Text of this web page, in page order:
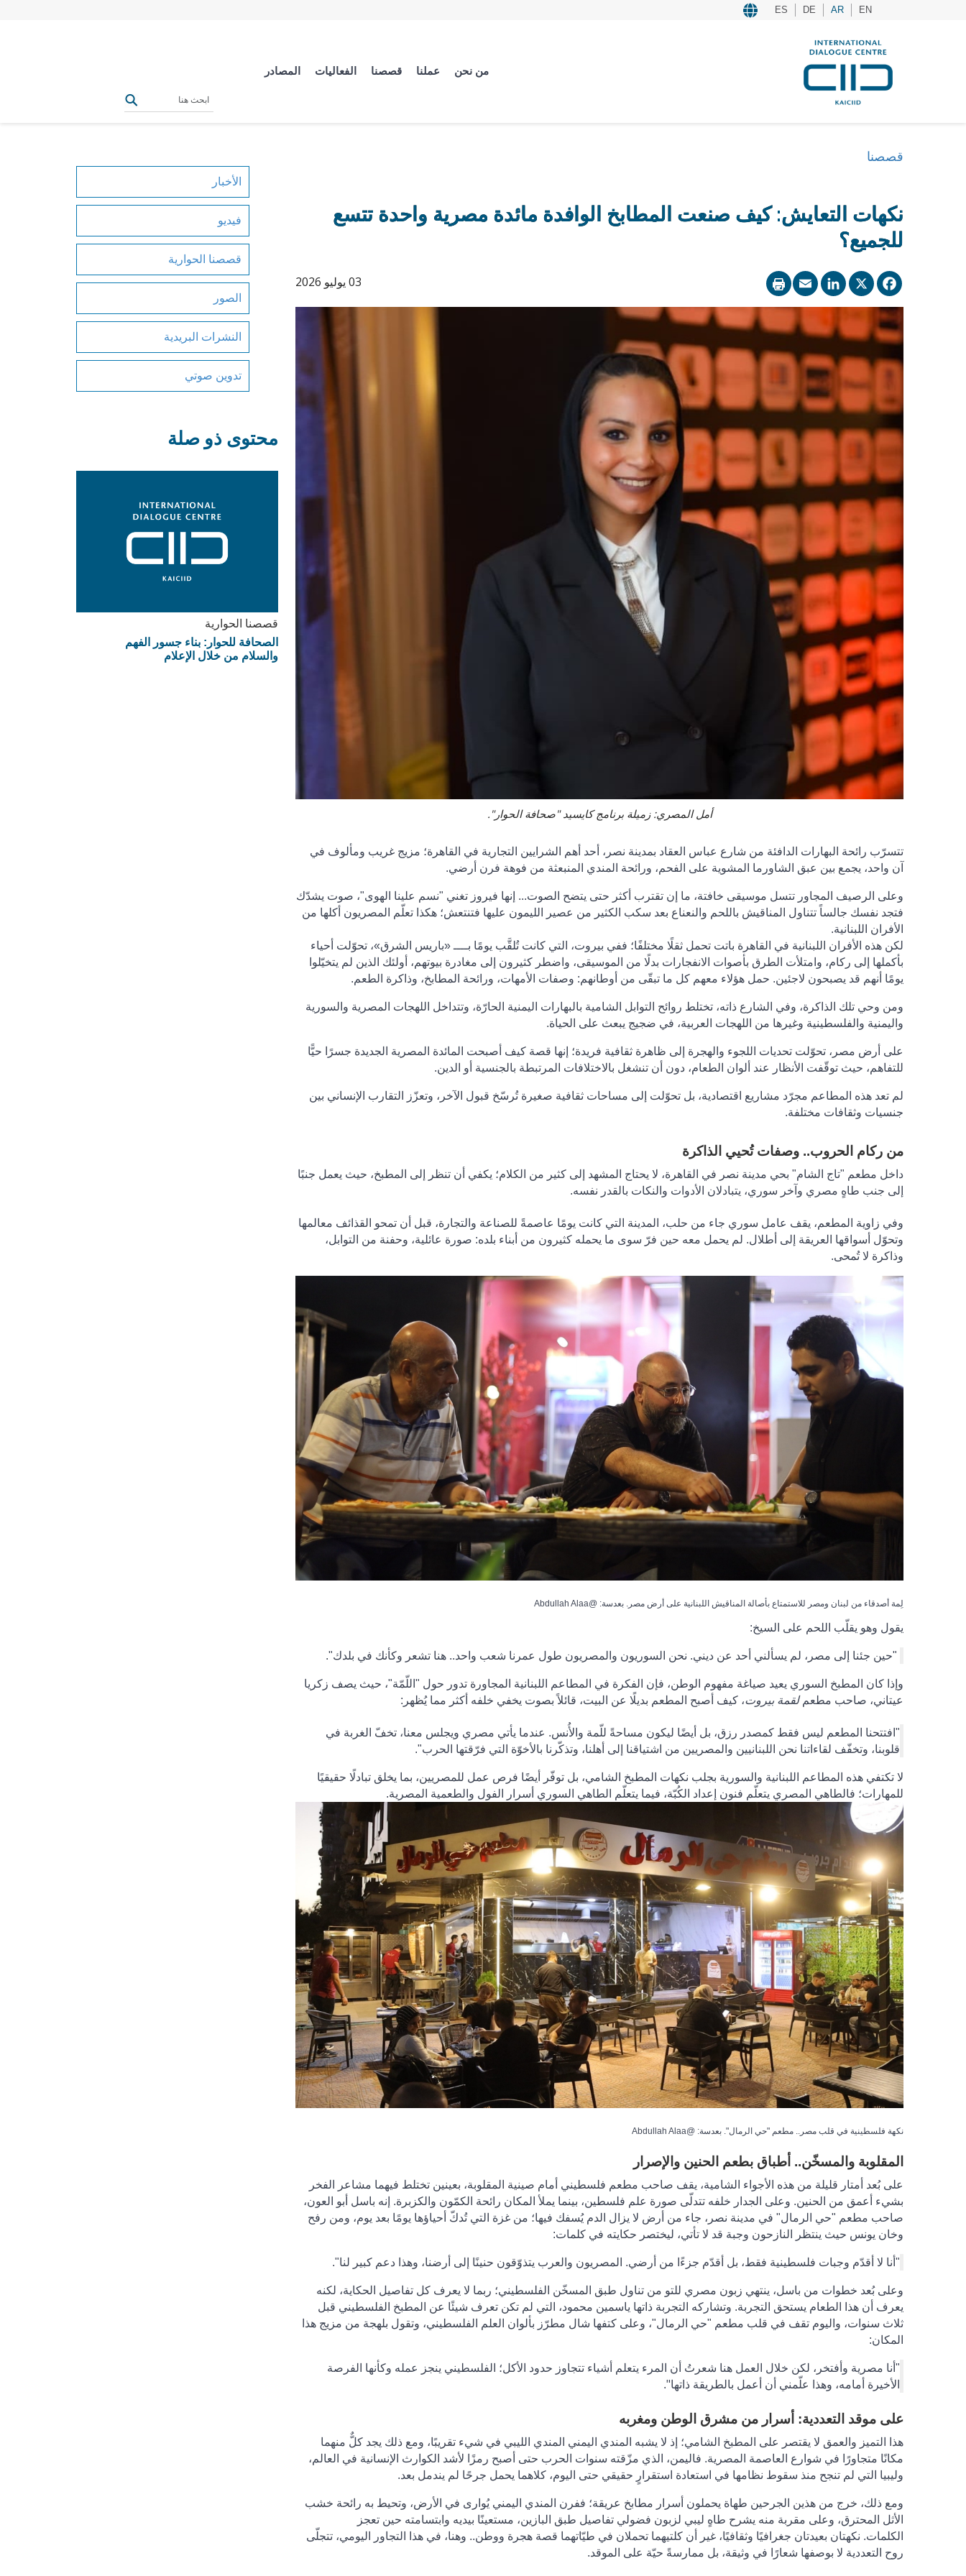
EN
AR
DE
ES
من نحن عملنا قصصنا الفعاليات المصادر
قصصنا
نكهات التعايش: كيف صنعت المطابخ الوافدة مائدة مصرية واحدة تتسع
للجميع؟
03 يوليو 2026 Facebook
X
LinkedIn
Email
أمل المصري: زميلة برنامج كايسيد "صحافة الحوار".
تتسرّب رائحة البهارات الدافئة من شارع عباس العقاد بمدينة نصر، أحد أهم الشرايين التجارية في القاهرة؛ مزيج غريب ومألوف في
آن واحد، يجمع بين عبق الشاورما المشوية على الفحم، ورائحة المندي المنبعثة من فوهة فرن أرضي.
وعلى الرصيف المجاور تتسل موسيقى خافتة، ما إن تقترب أكثر حتى يتضح الصوت... إنها فيروز تغني "نسم علينا الهوى"، صوت يشدّك
فتجد نفسك جالساً تتناول المناقيش باللحم والنعناع بعد سكب الكثير من عصير الليمون عليها فتنتعش؛ هكذا تعلّم المصريون أكلها من
الأفران اللبنانية.
لكن هذه الأفران اللبنانية في القاهرة باتت تحمل ثقلًا مختلفًا؛ ففي بيروت، التي كانت تُلقَّب يومًا بــــ «باريس الشرق»، تحوّلت أحياء
بأكملها إلى ركام، وامتلأت الطرق بأصوات الانفجارات بدلًا من الموسيقى، واضطر كثيرون إلى مغادرة بيوتهم، أولئك الذين لم يتخيّلوا
يومًا أنهم قد يصبحون لاجئين. حمل هؤلاء معهم كل ما تبقّى من أوطانهم: وصفات الأمهات، ورائحة المطابخ، وذاكرة الطعم.
ومن وحي تلك الذاكرة، وفي الشارع ذاته، تختلط روائح التوابل الشامية بالبهارات اليمنية الحارّة، وتتداخل اللهجات المصرية والسورية
واليمنية والفلسطينية وغيرها من اللهجات العربية، في ضجيج يبعث على الحياة.
على أرض مصر، تحوّلت تحديات اللجوء والهجرة إلى ظاهرة ثقافية فريدة؛ إنها قصة كيف أصبحت المائدة المصرية الجديدة جسرًا حيًّا
للتفاهم، حيث توقّفت الأنظار عند ألوان الطعام، دون أن تنشغل بالاختلافات المرتبطة بالجنسية أو الدين.
لم تعد هذه المطاعم مجرّد مشاريع اقتصادية، بل تحوّلت إلى مساحات ثقافية صغيرة تُرسّخ قبول الآخر، وتعزّز التقارب الإنساني بين
جنسيات وثقافات مختلفة.
من ركام الحروب.. وصفات تُحيي الذاكرة
داخل مطعم "تاج الشام" بحي مدينة نصر في القاهرة، لا يحتاج المشهد إلى كثير من الكلام؛ يكفي أن تنظر إلى المطبخ، حيث يعمل جنبًا
إلى جنب طاهٍ مصري وآخر سوري، يتبادلان الأدوات والنكات بالقدر نفسه.
وفي زاوية المطعم، يقف عامل سوري جاء من حلب، المدينة التي كانت يومًا عاصمةً للصناعة والتجارة، قبل أن تمحو القذائف معالمها
وتحوّل أسواقها العريقة إلى أطلال. لم يحمل معه حين فرّ سوى ما يحمله كثيرون من أبناء بلده: صورة عائلية، وحفنة من التوابل،
وذاكرة لا تُمحى.
لِمة أصدقاء من لبنان ومصر للاستمتاع بأصالة المناقيش اللبنانية على أرض مصر. بعدسة: @Abdullah Alaa
يقول وهو يقلّب اللحم على السيخ:
"حين جئنا إلى مصر، لم يسألني أحد عن ديني. نحن السوريون والمصريون طول عمرنا شعب واحد.. هنا تشعر وكأنك في بلدك".
وإذا كان المطبخ السوري يعيد صياغة مفهوم الوطن، فإن الفكرة في المطاعم اللبنانية المجاورة تدور حول "اللّمّة"، حيث يصف زكريا
عيتاني، صاحب مطعملقمة بيروت، كيف أصبح المطعم بديلًا عن البيت، قائلاً بصوت يخفي خلفه أكثر مما يُظهر:
"افتتحنا المطعم ليس فقط كمصدر رزق، بل أيضًا ليكون مساحةً للّمة والأُنس. عندما يأتي مصري ويجلس معنا، تخفّ الغربة في
قلوبنا، وتخفّف لقاءاتنا نحن اللبنانيين والمصريين من اشتياقنا إلى أهلنا، وتذكّرنا بالأخوّة التي فرّقتها الحرب".
لا تكتفي هذه المطاعم اللبنانية والسورية بجلب نكهات المطبخ الشامي، بل توفّر أيضًا فرص عمل للمصريين، بما يخلق تبادلًا حقيقيًا
للمهارات؛ فالطاهي المصري يتعلّم فنون إعداد الكُبّة، فيما يتعلّم الطاهي السوري أسرار الفول والطعمية المصرية.
نكهة فلسطينية في قلب مصر.. مطعم "حي الرمال". بعدسة: @Abdullah Alaa
المقلوبة والمسخّن.. أطباق بطعم الحنين والإصرار
على بُعد أمتار قليلة من هذه الأجواء الشامية، يقف صاحب مطعم فلسطيني أمام صينية المقلوبة، بعينين تختلط فيهما مشاعر الفخر
بشيء أعمق من الحنين. وعلى الجدار خلفه تتدلّى صورة علم فلسطين، بينما يملأ المكان رائحة الكمّون والكزبرة. إنه باسل أبو العون،
صاحب مطعم "حي الرمال" في مدينة نصر، جاء من أرض لا يزال الدم يُسفك فيها؛ من غزة التي تُدكّ أحياؤها يومًا بعد يوم، ومن رفح
وخان يونس حيث ينتظر النازحون وجبة قد لا تأتي، ليختصر حكايته في كلمات:
"أنا لا أقدّم وجبات فلسطينية فقط، بل أقدّم جزءًا من أرضي. المصريون والعرب يتذوّقون حنينًا إلى أرضنا، وهذا دعم كبير لنا".
وعلى بُعد خطوات من باسل، ينتهي زبون مصري للتو من تناول طبق المسخّن الفلسطيني؛ ربما لا يعرف كل تفاصيل الحكاية، لكنه
يعرف أن هذا الطعام يستحق التجربة. وتشاركه التجربة ذاتها ياسمين محمود، التي لم تكن تعرف شيئًا عن المطبخ الفلسطيني قبل
ثلاث سنوات، واليوم تقف في قلب مطعم "حي الرمال"، وعلى كتفها شال مطرّز بألوان العلم الفلسطيني، وتقول بلهجة من مزيج هذا
المكان:
"أنا مصرية وأفتخر، لكن خلال العمل هنا شعرتُ أن المرء يتعلم أشياء تتجاوز حدود الأكل؛ الفلسطيني ينجز عمله وكأنها الفرصة
الأخيرة أمامه، وهذا علّمني أن أعمل بالطريقة ذاتها"
.
على موقد التعددية: أسرار من مشرق الوطن ومغربه
هذا التميز والعمق لا يقتصر على المطبخ الشامي؛ إذ لا يشبه المندي اليمني المندي الليبي في شيء تقريبًا، ومع ذلك يجد كلٌّ منهما
مكانًا متجاورًا في شوارع العاصمة المصرية. فاليمن، الذي مزّقته سنوات الحرب حتى أصبح رمزًا لأشد الكوارث الإنسانية في العالم،
وليبيا التي لم تنجح منذ سقوط نظامها في استعادة استقرارٍ حقيقي حتى اليوم، كلاهما يحمل جرحًا لم يندمل بعد.
ومع ذلك، خرج من هذين الجرحين طهاة يحملون أسرار مطابخ عريقة؛ ففرن المندي اليمني يُوارى في الأرض، وتحيط به رائحة خشب
الأثل المحترق، وعلى مقربة منه يشرح طاهٍ ليبي لزبون فضولي تفاصيل طبق البازين، مستعينًا بيديه وابتسامته حين تعجز
الكلمات. نكهتان بعيدتان جغرافيًا وثقافيًا، غير أن كلتيهما تحملان في طيّاتهما قصة هجرة ووطن.. وهنا، في هذا التجاور اليومي، تتجلّى
روح التعددية لا بوصفها شعارًا في وثيقة، بل ممارسةً حيّة على الموقد.
الأخبار
فيديو
قصصنا الحوارية
الصور
النشرات البريدية
تدوين صوتي
محتوى ذو صلة
قصصنا الحوارية
الصحافة للحوار: بناء جسور الفهم
والسلام من خلال الإعلام